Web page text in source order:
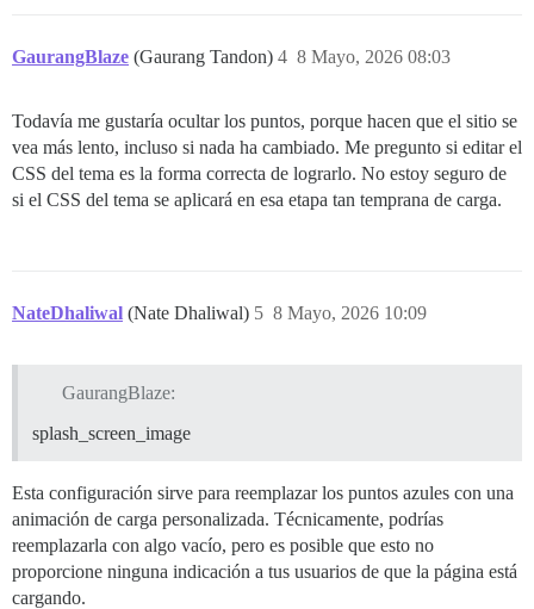
GaurangBlaze (Gaurang Tandon) 8 Mayo, 2026 08:03
4
Todavía me gustaría ocultar los puntos, porque hacen que el sitio se
vea más lento, incluso si nada ha cambiado. Me pregunto si editar el
CSS del tema es la forma correcta de lograrlo. No estoy seguro de
si el CSS del tema se aplicará en esa etapa tan temprana de carga.
NateDhaliwal (Nate Dhaliwal) 8 Mayo, 2026 10:09
5
GaurangBlaze:
splash_screen_image
Esta configuración sirve para reemplazar los puntos azules con una
animación de carga personalizada. Técnicamente, podrías
reemplazarla con algo vacío, pero es posible que esto no
proporcione ninguna indicación a tus usuarios de que la página está
cargando.